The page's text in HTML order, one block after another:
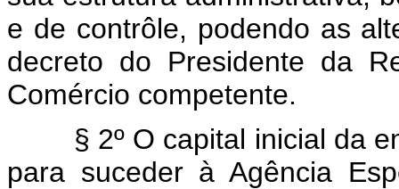
e de contrôle, podendo as
decreto do Presidente da
Comércio competente.
§ 2º O capital inicial da
para suceder à Agência